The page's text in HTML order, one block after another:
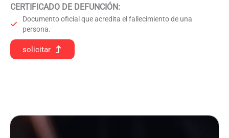
CERTIFICADO DE DEFUNCIÓN:
Documento oficial que acredita el fallecimiento de una
persona.
solicitar